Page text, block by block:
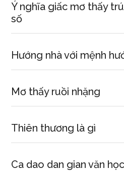
Ý nghĩa giấc mơ thấy
số
Hướng nhà với mệnh
Mơ thấy ruồi nhặng
Thiên thương là gì
Ca dao dan gian văn